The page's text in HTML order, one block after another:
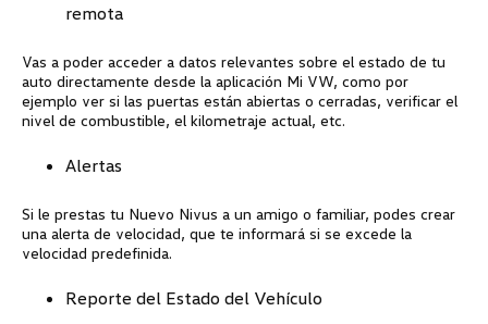
remota
Vas a poder acceder a datos relevantes sobre el estado de tu
auto directamente desde la aplicación Mi VW, como por
ejemplo ver si las puertas están abiertas o cerradas, verificar el
nivel de combustible, el kilometraje actual, etc.
Alertas
Si le prestas tu Nuevo Nivus a un amigo o familiar, podes crear
una alerta de velocidad, que te informará si se excede la
velocidad predefinida.
Reporte del Estado del Vehículo